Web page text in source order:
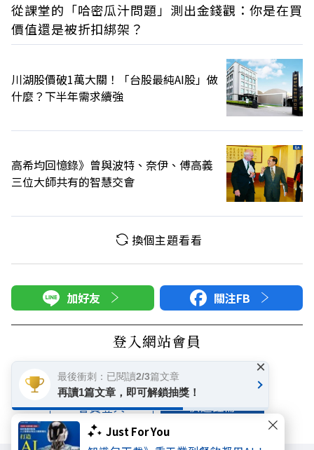
Just For You
從課堂的「哈密瓜汁問題」測出金錢觀：你是在買
價值還是被折扣綁架？
川湖股價破1萬大關！「台股最純AI股」做
什麼？下半年需求續強
高希均回憶錄》曾與波特、奈伊、傅高義
三位大師共有的智慧交會
換個主題看看
加好友 關注FB
登入網站會員
享受更多個人化的會員服務
會員登入
最後衝刺：已閱讀2/3篇文章
再讀1篇文章，即可解鎖抽獎！
×